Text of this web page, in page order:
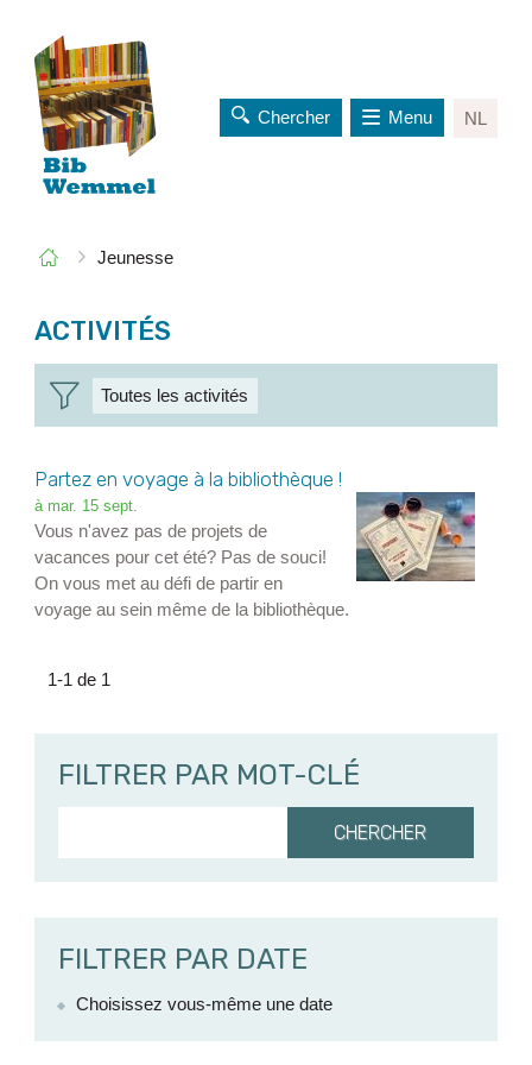
Chercher NL
Menu
êtes
Page
Jeunesse
ACTIVITÉS
Toutes les activités
Partez en voyage à la bibliothèque !
à mar. 15 sept.
Vous n'avez pas de projets de
vacances pour cet été? Pas de souci!
On vous met au défi de partir en
voyage au sein même de la bibliothèque.
1-1 de 1
FILTRER PAR MOT-CLÉ
FILTRER PAR DATE
Choisissez vous-même une date